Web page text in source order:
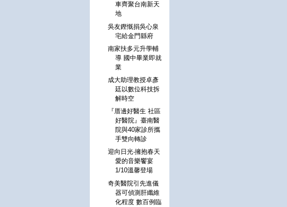
車齊聚台南新天
地
吳友鏗慨捐吳心泉
宅給金門縣府
南家扶多元升學輔
導 國中畢業即就
業
成大助理教授卓彥
廷以數位科技拆
解時空
『厝邊好醫生 社區
好醫院』臺南醫
院與40家診所攜
手雙向轉診
迎向日光‧擁抱春天
愛的音樂饗宴
1/10溫馨登場
奇美醫院引先進儀
器可偵測肝纖維
化程度 數百例臨